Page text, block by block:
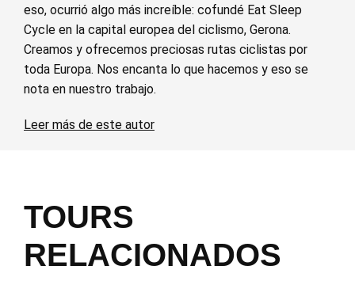
eso, ocurrió algo más increíble: cofundé Eat Sleep
Cycle en la capital europea del ciclismo, Gerona.
Creamos y ofrecemos preciosas rutas ciclistas por
toda Europa. Nos encanta lo que hacemos y eso se
nota en nuestro trabajo.
Leer más de este autor
TOURS
RELACIONADOS